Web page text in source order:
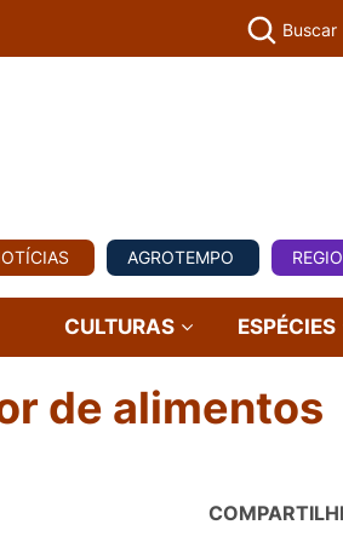
AGROVIAGENS
Buscar
AGROTEMPO
CULTURAS ESPÉCIES
de alimentos